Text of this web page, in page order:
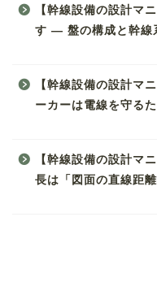
【幹線設備の設計マ
す ― 盤の構成と幹線
【幹線設備の設計マ
ーカーは電線を守る
【幹線設備の設計マ
長は「図面の直線距